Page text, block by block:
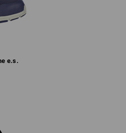
ca. 150
e.s.